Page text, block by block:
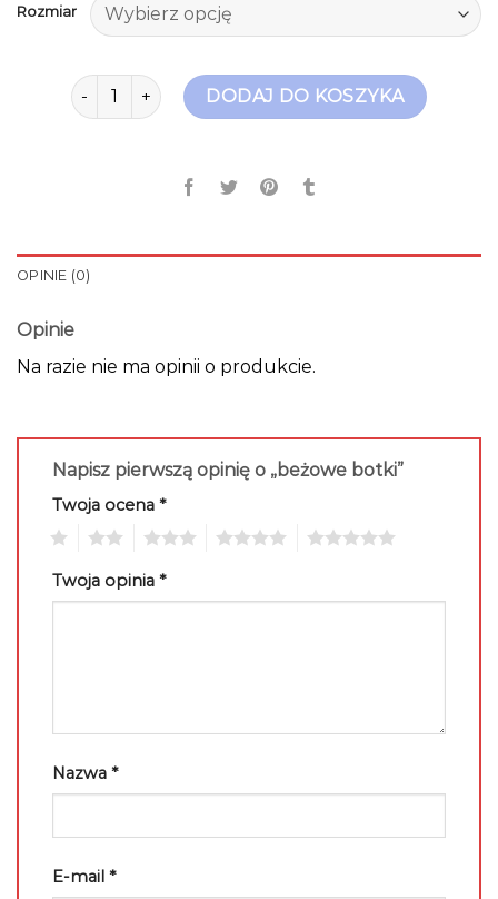
Rozmiar
ilość beżowe botkiDODAJ DO KOSZYKA
OPINIE (0)
Opinie
Na razie nie ma opinii o produkcie.
Napisz pierwszą opinię o „beżowe botki”
Twoja ocena *
Twoja opinia *
Nazwa *
E-mail *